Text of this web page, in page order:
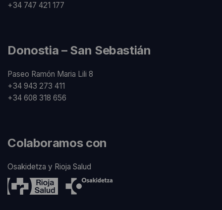
+34 747 421 177
Donostia – San Sebastián
Paseo Ramón Maria Lili 8
+34 943 273 411
+34 608 318 656
Colaboramos con
Osakidetza y Rioja Salud